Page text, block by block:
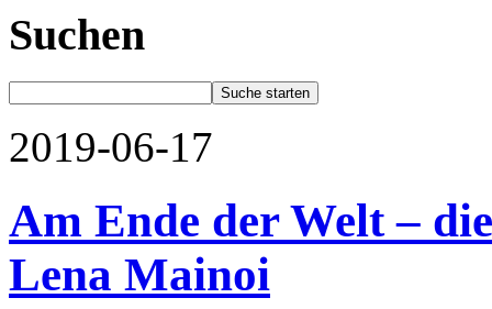
Suchen
2019-06-17
Am Ende der Welt –
Lena Mainoi